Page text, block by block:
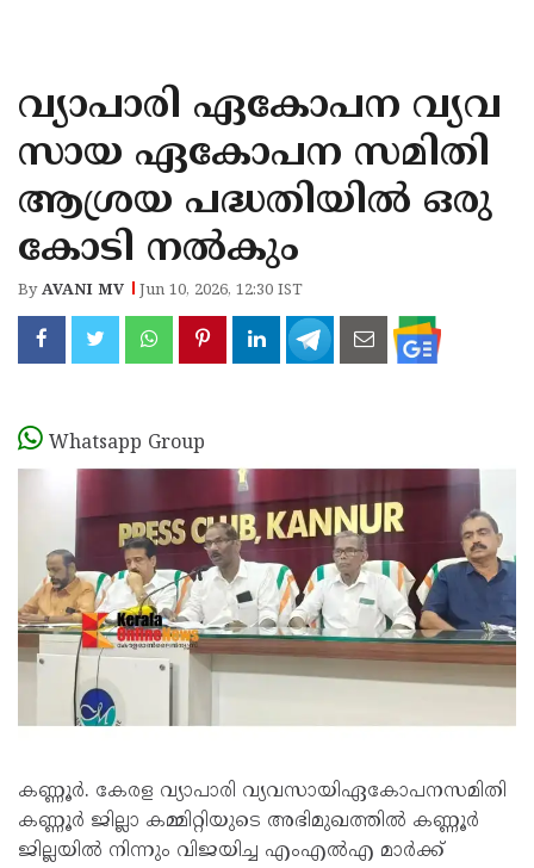
KANNUR
KASARAGOD
വ്യാപാരി ഏകോപന വ്യവ
സായ ഏകോപന സമിതി
ആശ്രയ പദ്ധതിയിൽ ഒരു
കോടി നൽകും
ByAVANI MV Jun 10, 2026, 12:30 IST
Whatsapp Group
കണ്ണൂർ. കേരള വ്യാപാരി വ്യവസായിഏകോപനസമിതി
കണ്ണൂർ ജില്ലാ കമ്മിറ്റിയുടെ അഭിമുഖത്തിൽ കണ്ണൂർ
ജില്ലയിൽ നിന്നും വിജയിച്ച എംഎൽഎ മാർക്ക്